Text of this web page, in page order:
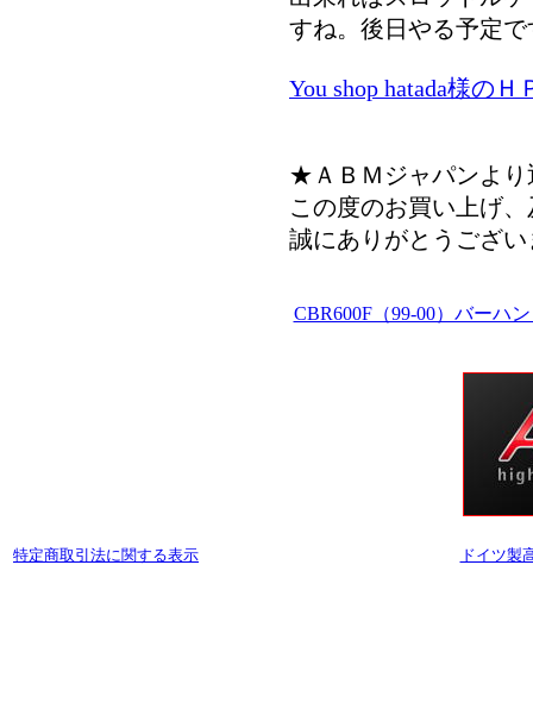
すね。後日やる予定で
You shop hatada様のＨ
★ＡＢＭジャパンより
この度のお買い上げ
誠にありがとうござい
CBR600F（99-00）バーハ
特定商取引法に関する表示 ドイツ製